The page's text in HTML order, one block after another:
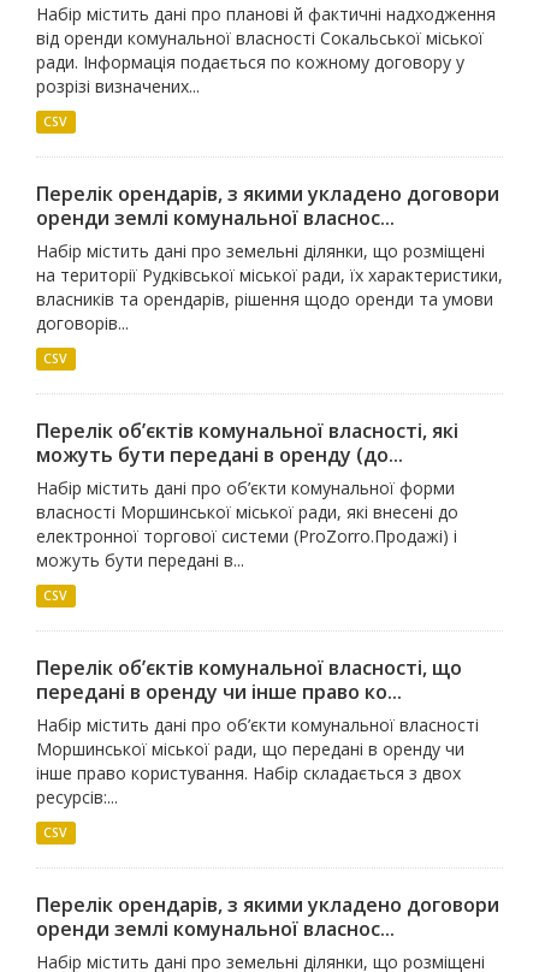
Набір містить дані про планові й фактичні надходження
від оренди комунальної власності Сокальської міської
ради. Інформація подається по кожному договору у
розрізі визначених...
CSV
Перелік орендарів, з якими укладено договори
оренди землі комунальної власнос...
Набір містить дані про земельні ділянки, що розміщені
на території Рудківської міської ради, їх характеристики,
власників та орендарів, рішення щодо оренди та умови
договорів...
CSV
Перелік об’єктів комунальної власності, які
можуть бути передані в оренду (до...
Набір містить дані про об’єкти комунальної форми
власності Моршинської міської ради, які внесені до
електронної торгової системи (ProZorro.Продажі) і
можуть бути передані в...
CSV
Перелік об’єктів комунальної власності, що
передані в оренду чи інше право ко...
Набір містить дані про об’єкти комунальної власності
Моршинської міської ради, що передані в оренду чи
інше право користування. Набір складається з двох
ресурсів:...
CSV
Перелік орендарів, з якими укладено договори
оренди землі комунальної власнос...
Набір містить дані про земельні ділянки, що розміщені